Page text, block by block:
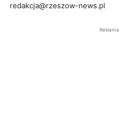
redakcja@rzeszow-news.pl
Reklama